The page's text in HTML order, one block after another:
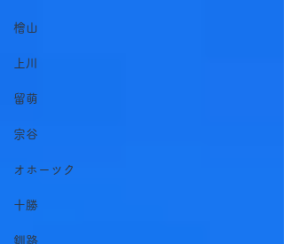
檜山
上川
留萌
宗谷
オホーツク
十勝
釧路